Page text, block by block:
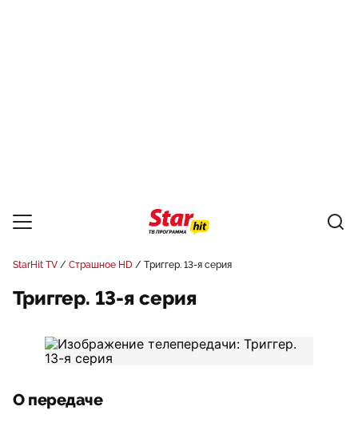
StarHit TV Страшное HD Триггер. 13-я серия
Триггер. 13-я серия
О передаче